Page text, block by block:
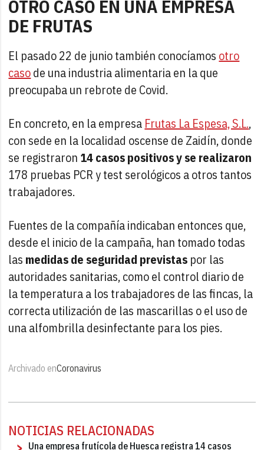
OTRO CASO EN UNA EMPRESA
DE FRUTAS
El pasado 22 de junio también conocíamos otro
casode una industria alimentaria en la que
preocupaba un rebrote de Covid.
En concreto, en la empresa Frutas La Espesa, S.L.,
con sede en la localidad oscense de Zaidín, donde
se registraron 14 casos positivos y se realizaron
178 pruebas PCR y test serológicos a otros tantos
trabajadores.
Fuentes de la compañía indicaban entonces que,
desde el inicio de la campaña, han tomado todas
las medidas de seguridad previstas por las
autoridades sanitarias, como el control diario de
la temperatura a los trabajadores de las fincas, la
correcta utilización de las mascarillas o el uso de
una alfombrilla desinfectante para los pies.
Archivado enCoronavirus
NOTICIAS RELACIONADAS
Una empresa frutícola de Huesca registra 14 casos